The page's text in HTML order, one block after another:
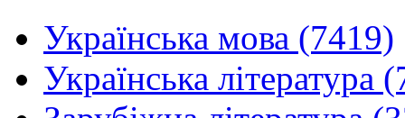
Українська мова (7419)
Українська література